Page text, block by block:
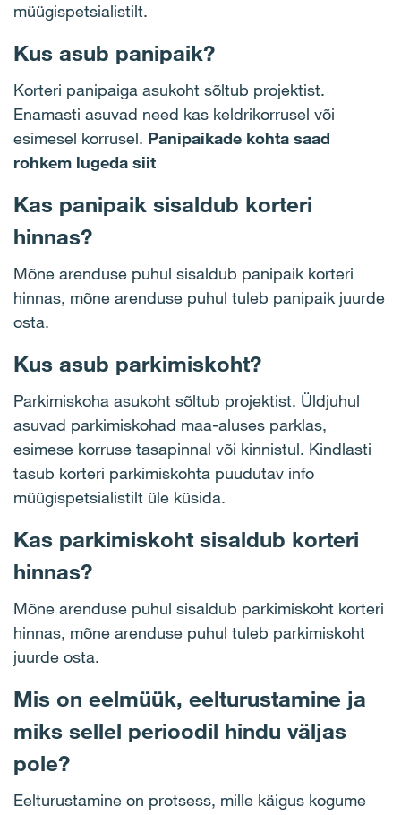
müügispetsialistilt.
Kus asub panipaik?
Korteri panipaiga asukoht sõltub projektist.
Enamasti asuvad need kas keldrikorrusel või
esimesel korrusel. Panipaikade kohta saad
rohkem lugeda siit
Kas panipaik sisaldub korteri
hinnas?
Mõne arenduse puhul sisaldub panipaik korteri
hinnas, mõne arenduse puhul tuleb panipaik juurde
osta.
Kus asub parkimiskoht?
Parkimiskoha asukoht sõltub projektist. Üldjuhul
asuvad parkimiskohad maa-aluses parklas,
esimese korruse tasapinnal või kinnistul. Kindlasti
tasub korteri parkimiskohta puudutav info
müügispetsialistilt üle küsida.
Kas parkimiskoht sisaldub korteri
hinnas?
Mõne arenduse puhul sisaldub parkimiskoht korteri
hinnas, mõne arenduse puhul tuleb parkimiskoht
juurde osta.
Mis on eelmüük, eelturustamine ja
miks sellel perioodil hindu väljas
pole?
Eelturustamine on protsess, mille käigus kogume